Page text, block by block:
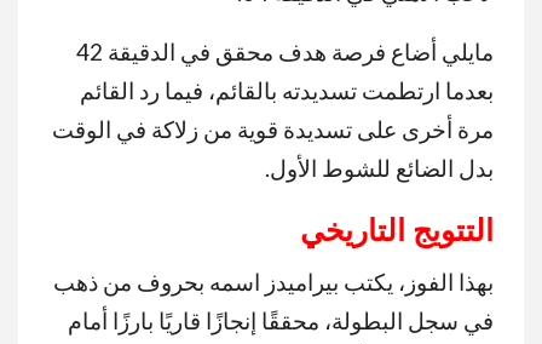
مايلي أضاع فرصة هدف محقق في الدقيقة 42
بعدما ارتطمت تسديدته بالقائم، فيما رد القائم
مرة أخرى على تسديدة قوية من زلاكة في الوقت
بدل الضائع للشوط الأول.
التتويج التاريخي
بهذا الفوز، يكتب بيراميدز اسمه بحروف من ذهب
في سجل البطولة، محققًا إنجازًا قاريًا بارزًا أمام